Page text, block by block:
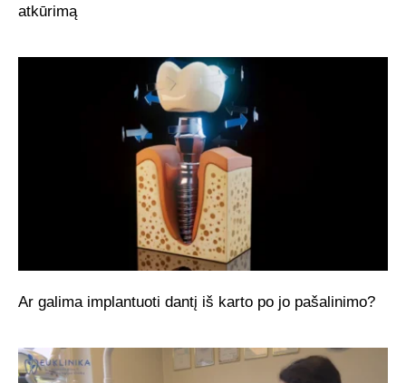
atkūrimą
Ar galima implantuoti dantį iš karto po jo pašalinimo?